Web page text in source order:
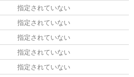
指定されていない
指定されていない
指定されていない
指定されていない
指定されていない